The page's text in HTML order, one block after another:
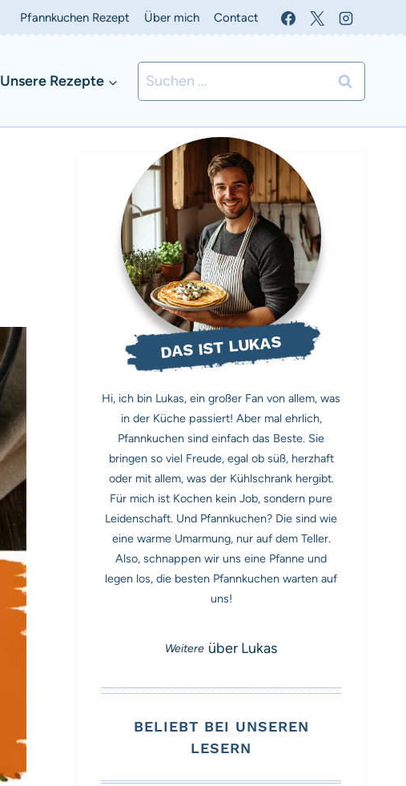
Pfannkuchen Rezept Über mich Contact
Unsere Rezepte
Suchen
nach:
DAS IST LUKAS
Hi, ich bin Lukas, ein großer Fan von allem, was
in der Küche passiert! Aber mal ehrlich,
Pfannkuchen sind einfach das Beste. Sie
bringen so viel Freude, egal ob süß, herzhaft
oder mit allem, was der Kühlschrank hergibt.
Für mich ist Kochen kein Job, sondern pure
Leidenschaft. Und Pfannkuchen? Die sind wie
eine warme Umarmung, nur auf dem Teller.
Also, schnappen wir uns eine Pfanne und
legen los, die besten Pfannkuchen warten auf
uns!
über Lukas
BELIEBT BEI UNSEREN
LESERN